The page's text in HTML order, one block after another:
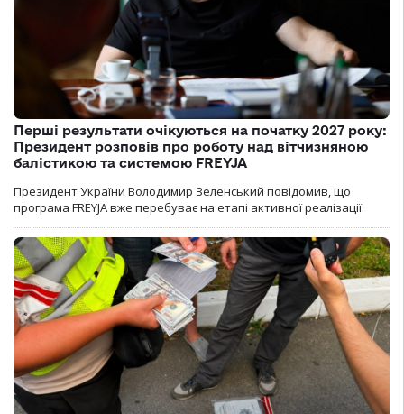
Перші результати очікуються на початку 2027 року:
Президент розповів про роботу над вітчизняною
балістикою та системою FREYJA
Президент України Володимир Зеленський повідомив, що
програма FREYJA вже перебуває на етапі активної реалізації.